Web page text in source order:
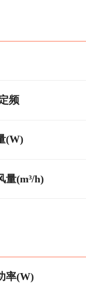
频
(W)
量(m³/h)
率(W)